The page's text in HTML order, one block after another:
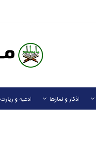
اذکار و نمازها ادعیه و زیارت